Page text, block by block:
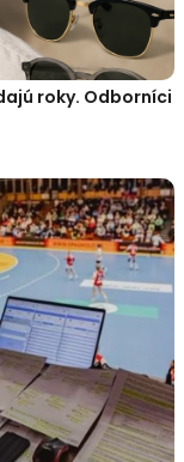
roky. Odborníci